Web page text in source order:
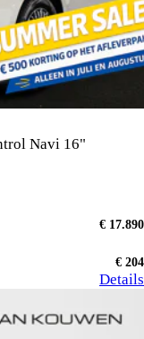
Navi 16"
€ 17.890
€ 204
Details